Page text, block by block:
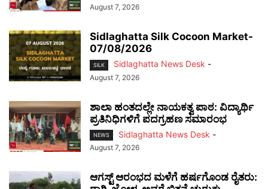
August 7, 2026
Sidlaghatta Silk Cocoon Market-
07/08/2026
SILK Sidlaghatta News Desk -
August 7, 2026
ಶಾಲಾ ಹಂತದಲ್ಲೇ ನಾಯಕತ್ವ ಪಾಠ: ವಿದ್ಯಾರ್ಥಿ
ಪ್ರತಿನಿಧಿಗಳಿಗೆ ಪದಗ್ರಹಣ ಸಮಾರಂಭ
NEWS Sidlaghatta News Desk -
August 7, 2026
ಆಗಸ್ಟ್ ಆರಂಭದ ಮಳೆಗೆ ಹರ್ಷಗೊಂಡ ರೈತರು: